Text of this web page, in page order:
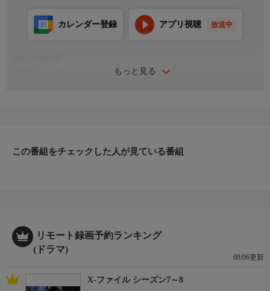
もっと見る
カレンダー登録 アプリ視聴 放送中
者の溺死体が発見される。さらに、レックスと思われる犬を率い
この番組をチェックした人が見ている番組
リモート録画予約ランキング
(ドラマ)
08/06更新
X-ファイル シーズン7～8